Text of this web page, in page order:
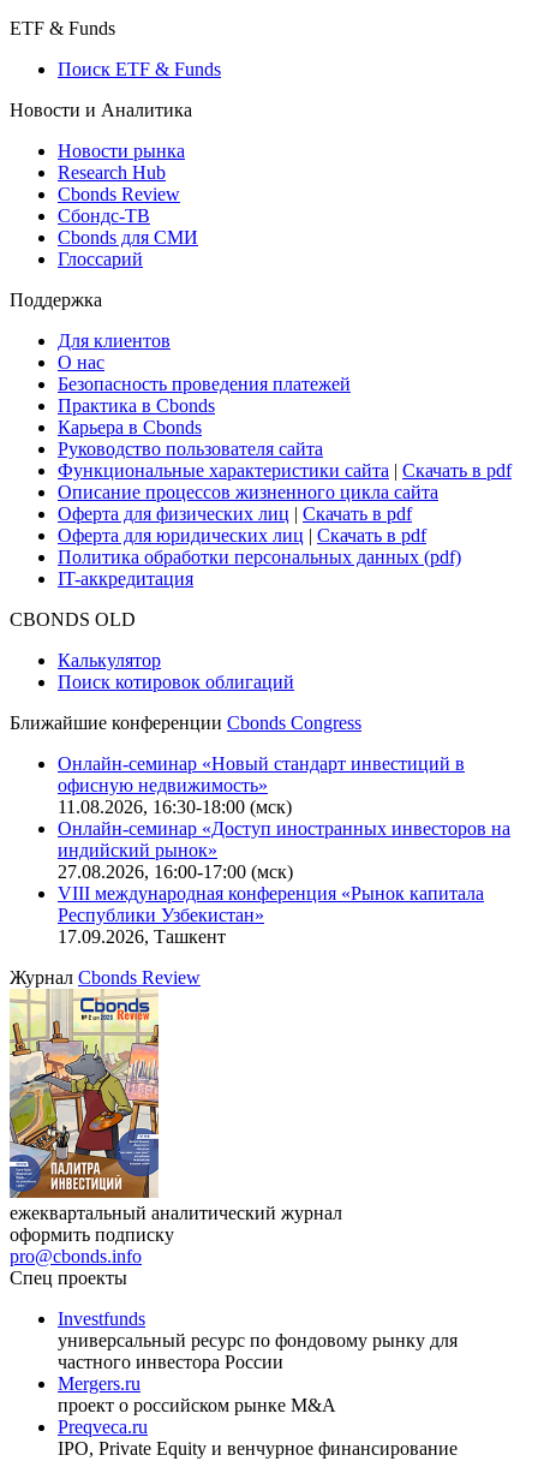
ETF & Funds
Поиск ETF & Funds
Новости и Аналитика
Новости рынка
Research Hub
Cbonds Review
Сбондс-ТВ
Cbonds для СМИ
Глоссарий
Поддержка
Для клиентов
О нас
Безопасность проведения платежей
Практика в Cbonds
Карьера в Cbonds
Руководство пользователя сайта
Функциональные характеристики сайта | Скачать в pdf
Описание процессов жизненного цикла сайта
Оферта для физических лиц | Скачать в pdf
Оферта для юридических лиц | Скачать в pdf
Политика обработки персональных данных (pdf)
IT-аккредитация
CBONDS OLD
Калькулятор
Поиск котировок облигаций
Ближайшие конференции Cbonds Congress
Онлайн-семинар «Новый стандарт инвестиций в
офисную недвижимость»
11.08.2026, 16:30-18:00 (мск)
Онлайн-семинар «Доступ иностранных инвесторов на
индийский рынок»
27.08.2026, 16:00-17:00 (мск)
VIII международная конференция «Рынок капитала
Республики Узбекистан»
17.09.2026, Ташкент
Журнал Cbonds Review
ежеквартальный аналитический журнал
оформить подписку
pro@cbonds.info
Спец проекты
Investfunds
универсальный ресурс по фондовому рынку для
частного инвестора России
Mergers.ru
проект о российском рынке M&A
Preqveca.ru
IPO, Private Equity и венчурное финансирование